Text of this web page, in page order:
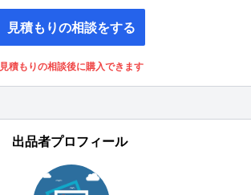
見積もりの相談をする
見積もりの相談後に購入できます
出品者プロフィール